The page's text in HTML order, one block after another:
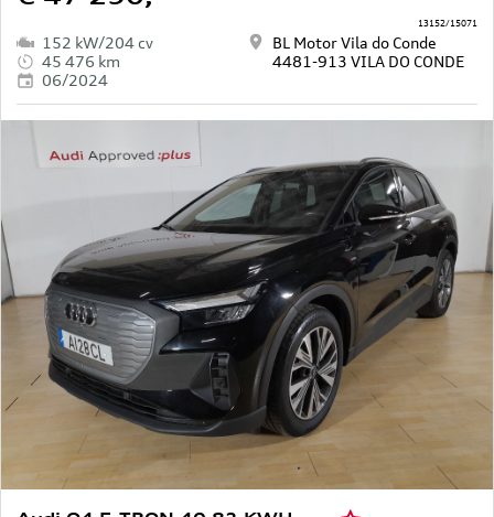
152 kW/204 cv
45 476 km
06/2024
BL Motor Vila do Conde
4481-913 VILA DO CONDE
13152/15071